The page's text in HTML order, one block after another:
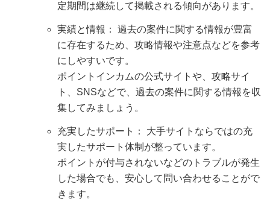
定期間は継続して掲載される傾向があります。
実績と情報： 過去の案件に関する情報が豊富
に存在するため、攻略情報や注意点などを参考
にしやすいです。
ポイントインカムの公式サイトや、攻略サイ
ト、SNSなどで、過去の案件に関する情報を収
集してみましょう。
充実したサポート： 大手サイトならではの充
実したサポート体制が整っています。
ポイントが付与されないなどのトラブルが発生
した場合でも、安心して問い合わせることがで
きます。